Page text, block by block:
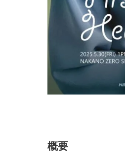
概要